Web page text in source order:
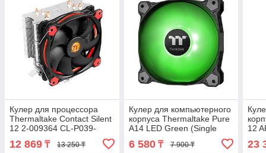
Кулер для процессора
Thermaltake Contact Silent
12 2-009364 CL-P039-
AL12BL-A
12 869 ₸ 13 250 ₸
Кулер для компьютерного
корпуса Thermaltake Pure
A14 LED Green (Single
Fan Pack) 2-008556 CL-
F110-PL14GR-A
6 580₸ 7 900 ₸
12
23